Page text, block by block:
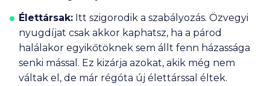
Élettársak: Itt szigorodik a szabályozás. Özvegyi
nyugdíjat csak akkor kaphatsz, ha a párod
halálakor egyikőtöknek sem állt fenn házassága
senki mással. Ez kizárja azokat, akik még nem
váltak el, de már régóta új élettárssal éltek.